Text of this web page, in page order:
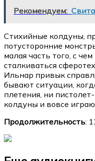
Рекомендуем:
Стихийные колдуны,
потусторонние
малая часть того, с
сталкиваться
Ильнар привык
бывают ситуации,
плетения, ни
колдуны и вовсе
Продолжительность: